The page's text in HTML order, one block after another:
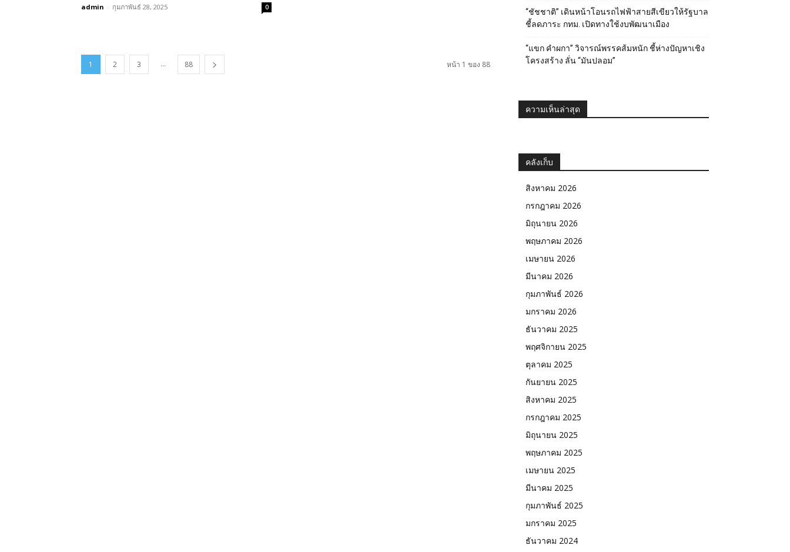
admin - กุมภาพันธ์ 28, 2025 0
1 2 3 ... 88 หน้า 1 ของ 88
“ชัชชาติ” เดินหน้าโอนรถไฟฟ้าสายสีเขียวให้รัฐบาล
ชี้ลดภาระ กทม. เปิดทางใช้งบพัฒนาเมือง
“แขก คำผกา” วิจารณ์พรรคส้มหนัก ชี้ห่างปัญหาเชิง
โครงสร้าง ลั่น “มันปลอม”
ความเห็นล่าสุด
คลังเก็บ
สิงหาคม 2026
กรกฎาคม 2026
มิถุนายน 2026
พฤษภาคม 2026
เมษายน 2026
มีนาคม 2026
กุมภาพันธ์ 2026
มกราคม 2026
ธันวาคม 2025
พฤศจิกายน 2025
ตุลาคม 2025
กันยายน 2025
สิงหาคม 2025
กรกฎาคม 2025
มิถุนายน 2025
พฤษภาคม 2025
เมษายน 2025
มีนาคม 2025
กุมภาพันธ์ 2025
มกราคม 2025
ธันวาคม 2024